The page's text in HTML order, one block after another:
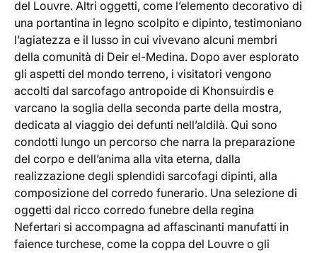
del Louvre. Altri oggetti, come l’elemento decorativo di
una portantina in legno scolpito e dipinto, testimoniano
l’agiatezza e il lusso in cui vivevano alcuni membri
della comunità di Deir el-Medina. Dopo aver esplorato
gli aspetti del mondo terreno, i visitatori vengono
accolti dal sarcofago antropoide di Khonsuirdis e
varcano la soglia della seconda parte della mostra,
dedicata al viaggio dei defunti nell’aldilà. Qui sono
condotti lungo un percorso che narra la preparazione
del corpo e dell’anima alla vita eterna, dalla
realizzazione degli splendidi sarcofagi dipinti, alla
composizione del corredo funerario. Una selezione di
oggetti dal ricco corredo funebre della regina
Nefertari si accompagna ad affascinanti manufatti in
faience turchese, come la coppa del Louvre o gli